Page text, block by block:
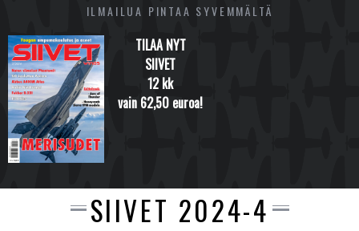
ILMAILUA PINTAA SYVEMMÄLTÄ
TILAA NYT
SIIVET
12 kk
vain 62,50 euroa!
SIIVET 2024-4